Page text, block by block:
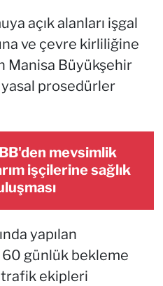
açık alanları işgal
ve çevre kirliliğine
Manisa Büyükşehir
prosedürler
mevsimlik
işçilerine sağlık
yapılan
60 günlük bekleme
ekipleri